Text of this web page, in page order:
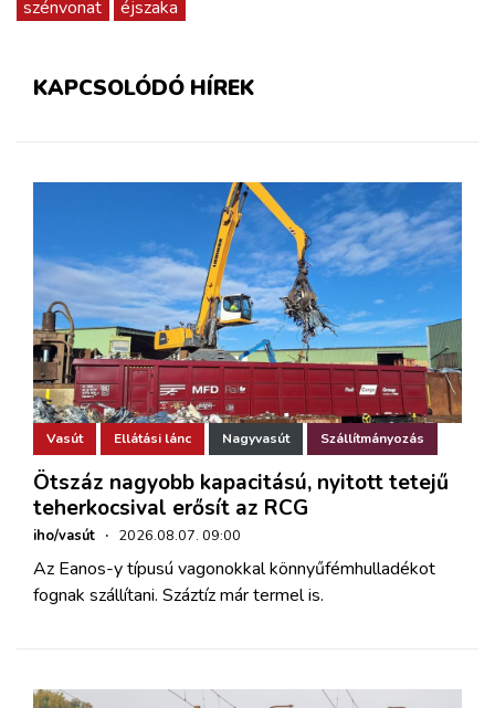
szénvonat
éjszaka
KAPCSOLÓDÓ HÍREK
Vasút Ellátási lánc Nagyvasút Szállítmányozás
Ötszáz nagyobb kapacitású, nyitott tetejű
teherkocsival erősít az RCG
iho/vasút · 2026.08.07. 09:00
Az Eanos-y típusú vagonokkal könnyűfémhulladékot
fognak szállítani. Száztíz már termel is.